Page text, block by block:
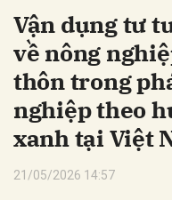
Vận dụng tư
về nông
thôn trong
nghiệp theo
xanh tại Việt
21/05/2026 14:57